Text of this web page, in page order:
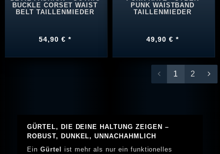
BUCKLE CORSET WAIST
BELT TAILLENMIEDER
54,90 € *
PUNK WAISTBAND
TAILLENMIEDER
49,90 € *
1 2
GÜRTEL, DIE DEINE HALTUNG ZEIGEN –
ROBUST, DUNKEL, UNNACHAHMLICH
Ein Gürtel
ist mehr als nur ein funktionelles